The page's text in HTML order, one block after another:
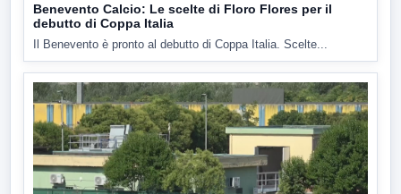
Benevento Calcio: Le scelte di Floro Flores per il
debutto di Coppa Italia
Il Benevento è pronto al debutto di Coppa Italia. Scelte...